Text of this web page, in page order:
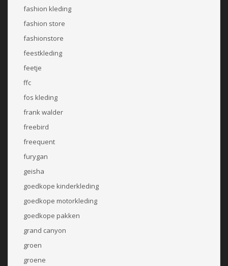
fashion kleding
fashion store
fashionstore
feestkleding
feetje
ffc
fos kleding
frank walder
freebird
freequent
furygan
geisha
goedkope kinderkleding
goedkope motorkleding
goedkope pakken
grand canyon
groen
groene